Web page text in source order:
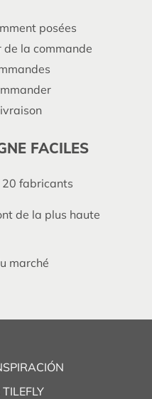
posées
la commande
FACILES
20 fabricants
de la plus haute
marché